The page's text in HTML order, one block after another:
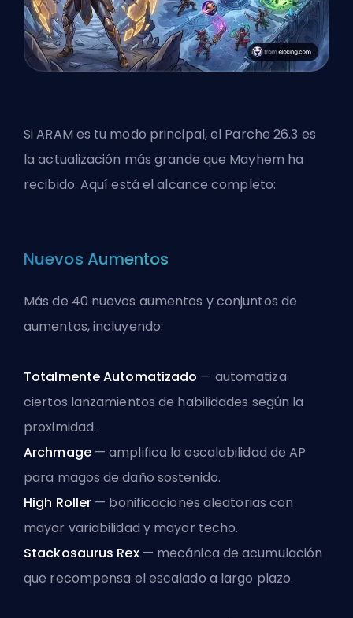
Si ARAM es tu modo principal, el Parche 26.3 es
la actualización más grande que Mayhem ha
recibido. Aquí está el alcance completo:
Nuevos Aumentos
Más de 40 nuevos aumentos y conjuntos de
aumentos, incluyendo:
Totalmente Automatizado — automatiza
ciertos lanzamientos de habilidades según la
proximidad.
Archmage— amplifica la escalabilidad de AP
para magos de daño sostenido.
High Roller — bonificaciones aleatorias con
mayor variabilidad y mayor techo.
Stackosaurus Rex— mecánica de acumulación
que recompensa el escalado a largo plazo.